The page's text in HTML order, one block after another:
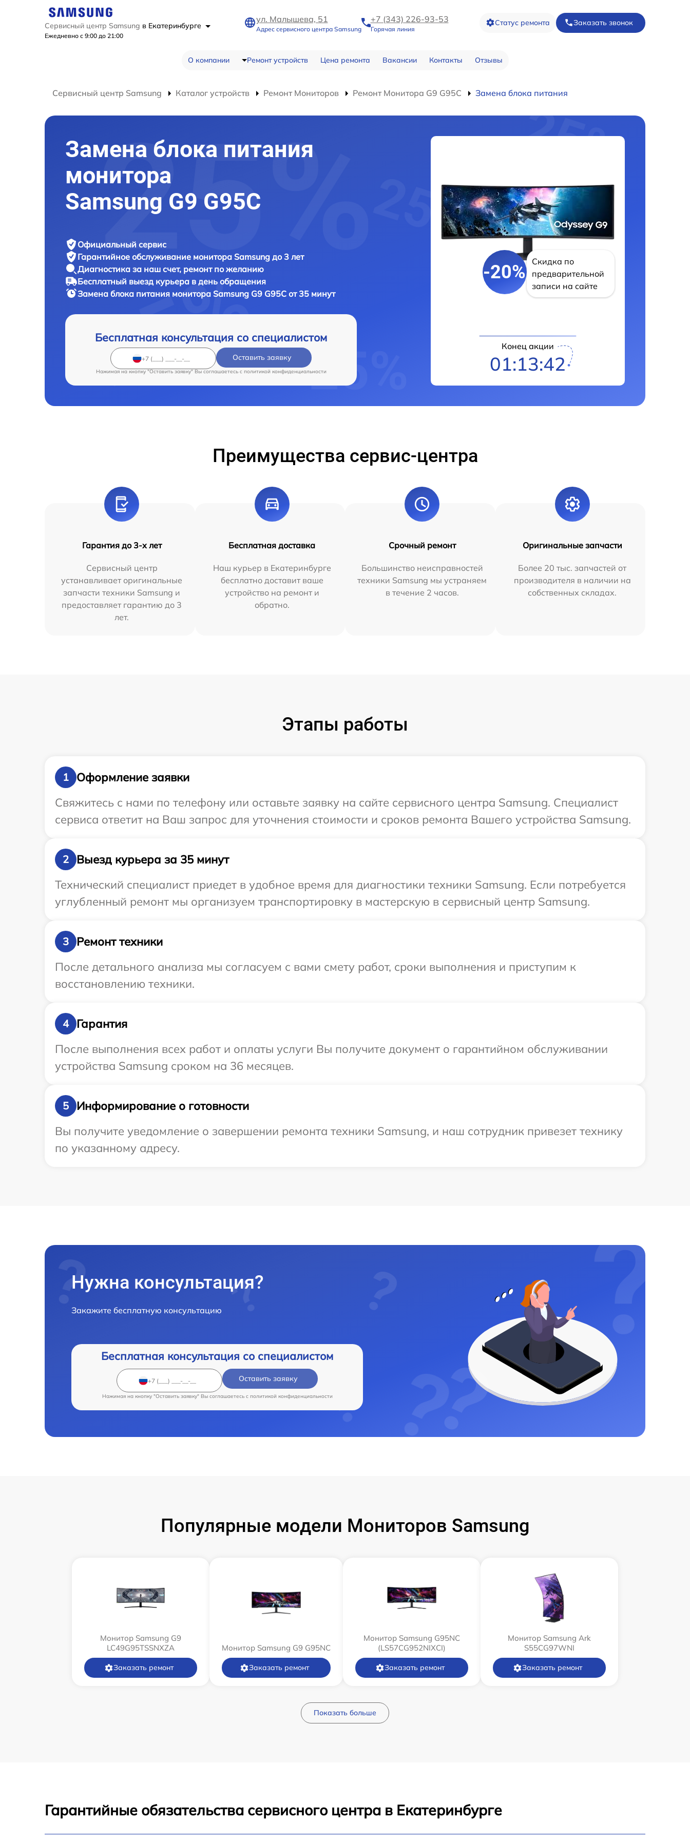
Сервисный центр Samsung в Екатеринбурге
Ежедневно с 9:00 до 21:00
ул. Малышева, 51
Адрес сервисного центра Samsung
+7 (343) 226-93-53
Горячая линия
Статус ремонта Заказать звонок
О компании Ремонт устройств Цена ремонта Вакансии Контакты Отзывы
Сервисный центр Samsung Каталог устройств Ремонт Мониторов Ремонт Монитора G9 G95C Замена блока питания
Замена блока питания
монитора
Samsung G9 G95C
Официальный сервис
Гарантийное обслуживание монитора Samsung до 3 лет
Диагностика за наш счет, ремонт по желанию
Бесплатный выезд курьера в день обращения
Замена блока питания монитора Samsung G9 G95C от 35 минут
Бесплатная консультация со специалистом
Оставить заявку
Нажимая на кнопку "Оставить заявку" Вы соглашаетесь c политикой конфиденциальности
-20%
Скидка по
предварительной
записи на сайте
Конец акции
01:13:41
Преимущества сервис-центра
Гарантия до 3-х лет
Сервисный центр
устанавливает оригинальные
запчасти техники Samsung и
предоставляет гарантию до 3
лет.
Бесплатная доставка
Наш курьер в Екатеринбурге
бесплатно доставит ваше
устройство на ремонт и
обратно.
Срочный ремонт
Большинство неисправностей
техники Samsung мы устраняем
в течение 2 часов.
Оригинальные запчасти
Более 20 тыс. запчастей от
производителя в наличии на
собственных складах.
Этапы работы
1
Оформление заявки
Свяжитесь с нами по телефону или оставьте заявку на сайте сервисного центра Samsung. Специалист
сервиса ответит на Ваш запрос для уточнения стоимости и сроков ремонта Вашего устройства Samsung.
2
Выезд курьера за 35 минут
Технический специалист приедет в удобное время для диагностики техники Samsung. Если потребуется
углубленный ремонт мы организуем транспортировку в мастерскую в сервисный центр Samsung.
3
Ремонт техники
После детального анализа мы согласуем с вами смету работ, сроки выполнения и приступим к
восстановлению техники.
4
Гарантия
После выполнения всех работ и оплаты услуги Вы получите документ о гарантийном обслуживании
устройства Samsung сроком на 36 месяцев.
5
Информирование о готовности
Вы получите уведомление о завершении ремонта техники Samsung, и наш сотрудник привезет технику
по указанному адресу.
Нужна консультация?
Закажите бесплатную консультацию
Бесплатная консультация со специалистом
Оставить заявку
Нажимая на кнопку "Оставить заявку" Вы соглашаетесь c политикой конфиденциальности
Популярные модели Мониторов Samsung
Монитор Samsung G9
LC49G95TSSNXZA
Заказать ремонт
Монитор Samsung G9 G95NC
Заказать ремонт
Монитор Samsung G95NC
(LS57CG952NIXCI)
Заказать ремонт
Монитор Samsung Ark
S55CG97WNI
Заказать ремонт
Показать больше
Гарантийные обязательства сервисного центра в Екатеринбурге